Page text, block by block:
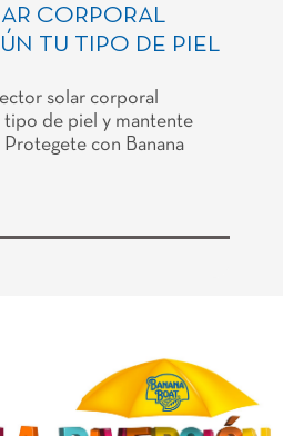
CORPORAL
TU TIPO DE PIEL
solar corporal
tipo de piel y mantente
con Banana